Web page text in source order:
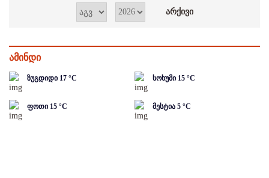
ამინდი
ზუგდიდი 17 °C სოხუმი 15 °C
ფოთი 15 °C მესტია 5 °C